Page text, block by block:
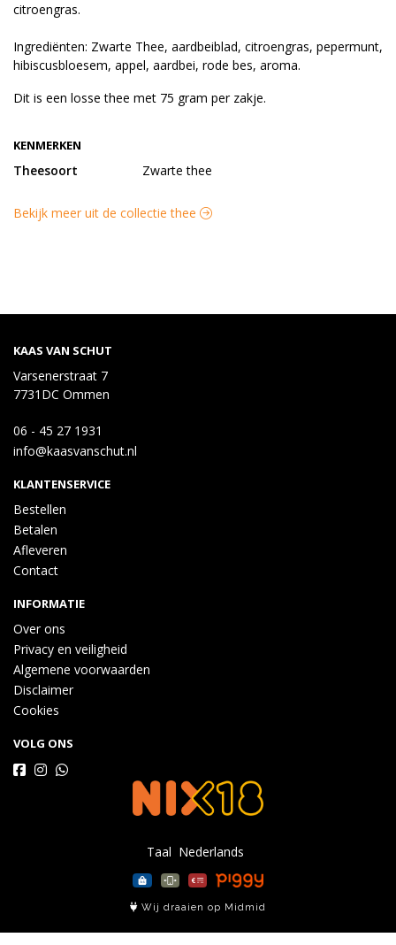
citroengras.
Ingrediënten: Zwarte Thee, aardbeiblad, citroengras, pepermunt,
hibiscusbloesem, appel, aardbei, rode bes, aroma.
Dit is een losse thee met 75 gram per zakje.
KENMERKEN
Theesoort Zwarte thee
Bekijk meer uit de collectie thee
KAAS VAN SCHUT
Varsenerstraat 7
7731DC Ommen
06 - 45 27 1931
info@kaasvanschut.nl
KLANTENSERVICE
Bestellen
Betalen
Afleveren
Contact
INFORMATIE
Over ons
Privacy en veiligheid
Algemene voorwaarden
Disclaimer
Cookies
VOLG ONS
Taal
Wij draaien op Midmid